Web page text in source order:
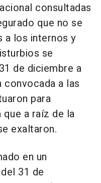
consultadas
que no se
a los internos y
se
de diciembre a
convocada a las
para
que a raíz de la
exaltaron.
en un
31 de